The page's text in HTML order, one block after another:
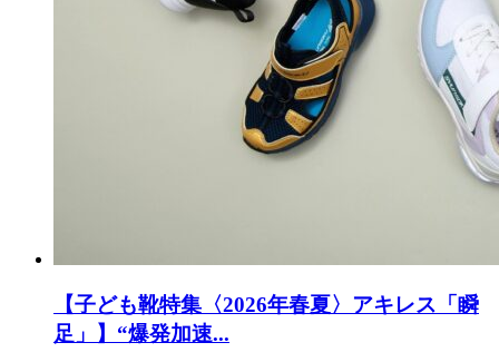
【子ども靴特集〈2026年春夏〉アキレス「瞬
足」】“爆発加速...